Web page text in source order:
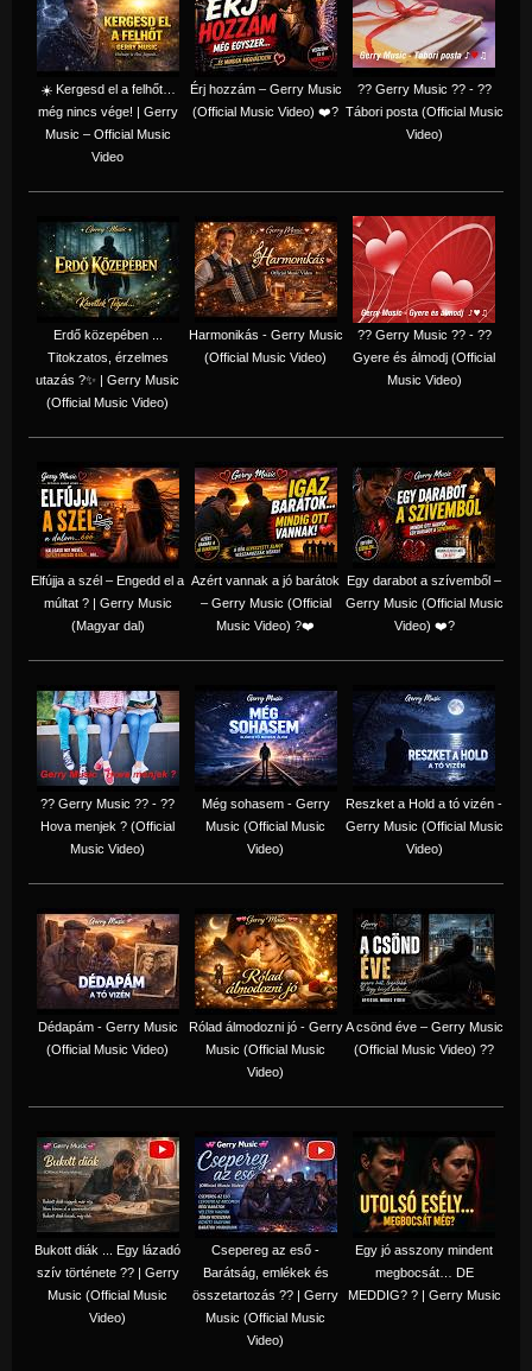
☀️ Kergesd el a felhőt…
még nincs vége! | Gerry
Music – Official Music
Video
Érj hozzám – Gerry Music
(Official Music Video) ❤️?
?? Gerry Music ?? - ??
Tábori posta (Official Music
Video)
Erdő közepében ...
Titokzatos, érzelmes
utazás ?✨ | Gerry Music
(Official Music Video)
Harmonikás - Gerry Music
(Official Music Video)
?? Gerry Music ?? - ??
Gyere és álmodj (Official
Music Video)
Elfújja a szél – Engedd el a
múltat ? | Gerry Music
(Magyar dal)
Azért vannak a jó barátok
– Gerry Music (Official
Music Video) ?❤️
Egy darabot a szívemből –
Gerry Music (Official Music
Video) ❤️?
?? Gerry Music ?? - ??
Hova menjek ? (Official
Music Video)
Még sohasem - Gerry
Music (Official Music
Video)
Reszket a Hold a tó vizén -
Gerry Music (Official Music
Video)
Dédapám - Gerry Music
(Official Music Video)
Rólad álmodozni jó - Gerry
Music (Official Music
Video)
A csönd éve – Gerry Music
(Official Music Video) ??
Bukott diák ... Egy lázadó
szív története ?? | Gerry
Music (Official Music
Video)
Csepereg az eső -
Barátság, emlékek és
összetartozás ?️? | Gerry
Music (Official Music
Video)
Egy jó asszony mindent
megbocsát… DE
MEDDIG? ? | Gerry Music